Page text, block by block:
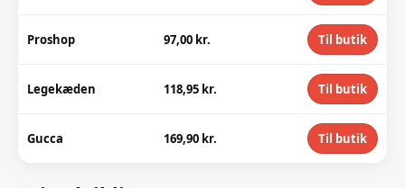
Proshop 97,00 kr. Til butik
Legekæden 118,95 kr. Til butik
Gucca 169,90 kr. Til butik